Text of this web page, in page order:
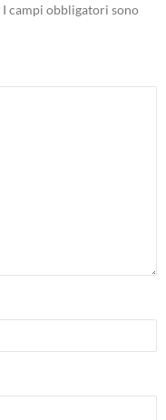
I campi obbligatori sono